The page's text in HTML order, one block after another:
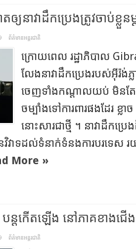
ឲ្យនាវាដឹកប្រេងត្រូវចាប់ខ្លួ
ព័ត៌មានអន្តរជាតិ
ក្រោយពេល រដ្ឋាភិបាល​
លែង​នាវាដឹកប្រេងរបស់អ៊ីរ៉ង់ភ្
ចេញទាំងកណ្តាលយប់ មិនតែ
ចម្បាំងទៅការពារផងដែរ ខ្លា
នោះសារជាថ្មី ។ នាវាដឹកប្
វាទ​ដល់ទំនាក់ទំនងការបរទេស
More »
ន្តកើតឡើង នៅភាគខាងជើ
ព័ត៌មានអន្តរជាតិ